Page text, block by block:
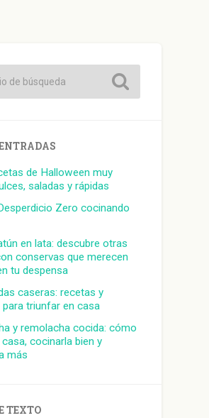
de Halloween muy
saladas y rápidas
Zero cocinando
en lata: descubre otras
conservas que merecen
tu despensa
caseras: recetas y
triunfar en casa
y remolacha cocida: cómo
cocinarla bien y
más
TEXTO